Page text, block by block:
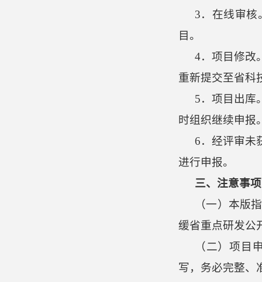
3．在线审核
目。
4．项目修改
重新提交至省科
5．项目出库
时组织继续申报
6．经评审未
进行申报。
三、注意事项
（一）本版
缓省重点研发公
（二）项目
写，务必完整、